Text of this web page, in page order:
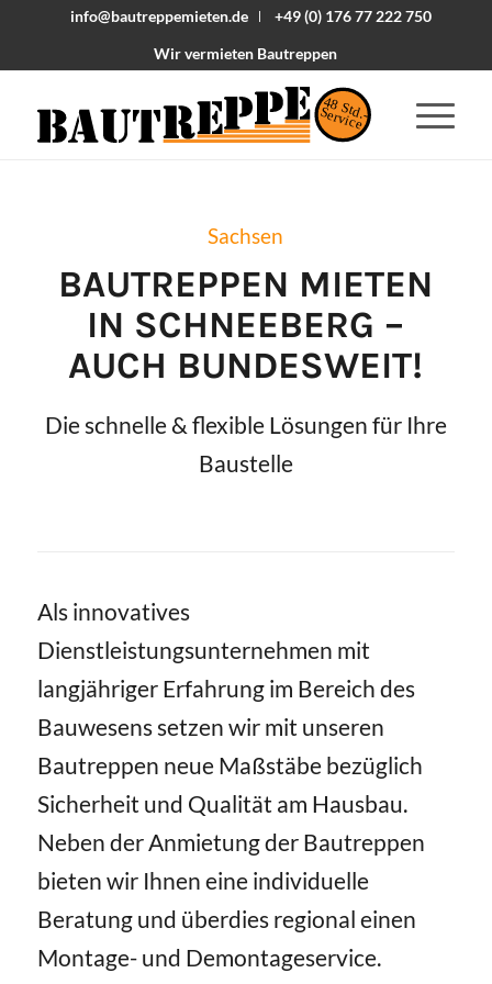
info@bautreppemieten.de
+49 (0) 176 77 222 750
Wir vermieten Bautreppen
48 Std.-
Service
Sachsen
BAUTREPPEN MIETEN
IN SCHNEEBERG –
AUCH BUNDESWEIT!
Die schnelle & flexible Lösungen für Ihre
Baustelle
Als innovatives
Dienstleistungsunternehmen mit
langjähriger Erfahrung im Bereich des
Bauwesens setzen wir mit unseren
Bautreppen neue Maßstäbe bezüglich
Sicherheit und Qualität am Hausbau.
Neben der Anmietung der Bautreppen
bieten wir Ihnen eine individuelle
Beratung und überdies regional einen
Montage- und Demontageservice.